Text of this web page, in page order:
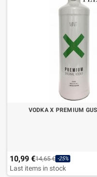
VODKA X PREMIUM
10,99 €14,65 € -25%
Last items in stock